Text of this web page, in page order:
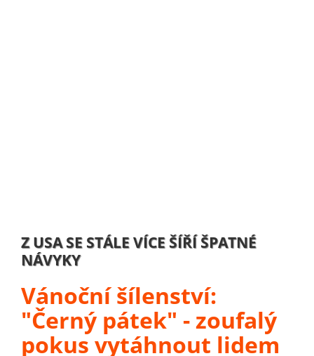
Z USA SE STÁLE VÍCE ŠÍŘÍ ŠPATNÉ
NÁVYKY
Vánoční šílenství:
"Černý pátek" - zoufalý
pokus vytáhnout lidem